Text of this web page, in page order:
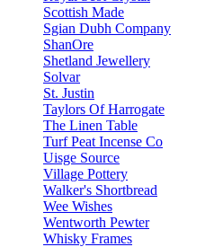
Scottish Made
Sgian Dubh Company
ShanOre
Shetland Jewellery
Solvar
St. Justin
Taylors Of Harrogate
The Linen Table
Turf Peat Incense Co
Uisge Source
Village Pottery
Walker's Shortbread
Wee Wishes
Wentworth Pewter
Whisky Frames